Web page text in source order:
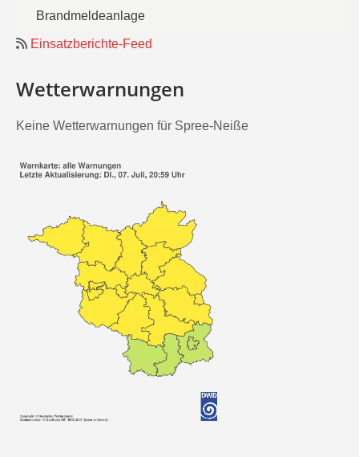
Brandmeldeanlage
Einsatzberichte-Feed
Wetterwarnungen
Keine Wetterwarnungen für Spree-Neiße